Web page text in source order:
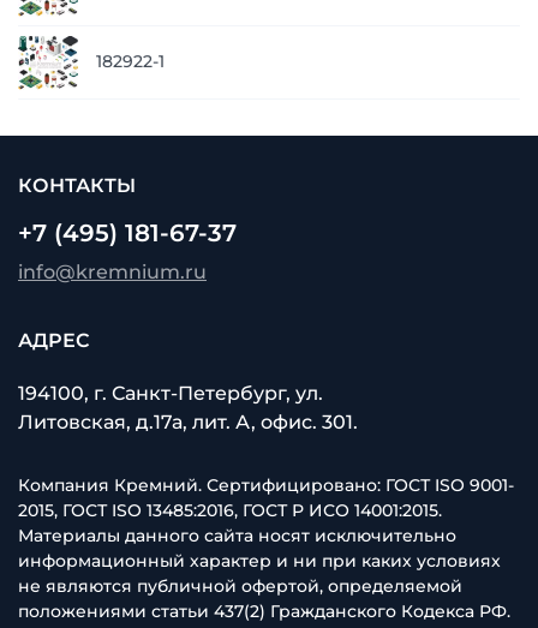
182922-1
КОНТАКТЫ
+7 (495) 181-67-37
info@kremnium.ru
АДРЕС
194100, г. Санкт-Петербург, ул.
Литовская, д.17а, лит. А, офис. 301.
Компания Кремний. Сертифицировано: ГОСТ ISO 9001-
2015, ГОСТ ISO 13485:2016, ГОСТ Р ИСО 14001:2015.
Материалы данного сайта носят исключительно
информационный характер и ни при каких условиях
не являются публичной офертой, определяемой
положениями статьи 437(2) Гражданского Кодекса РФ.